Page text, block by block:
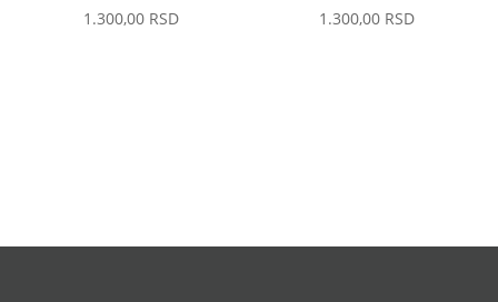
1.300,00 RSD
1.300,00 RSD